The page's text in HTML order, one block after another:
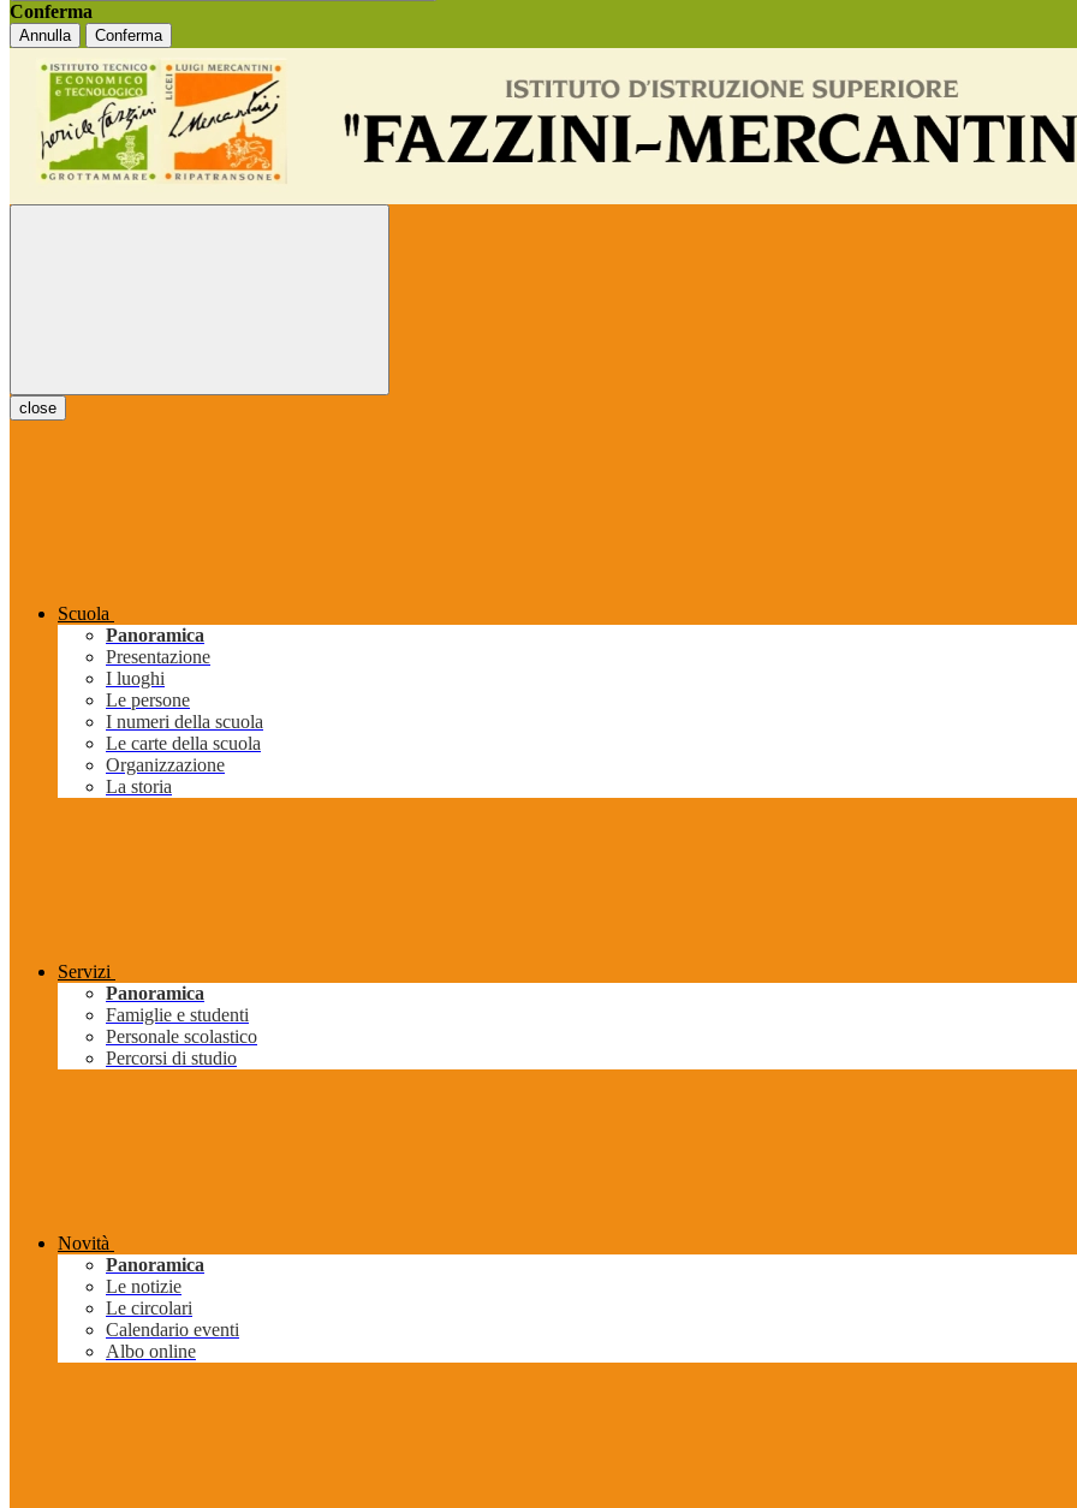
Conferma
Annulla Conferma
close
Scuola
Panoramica
Presentazione
I luoghi
Le persone
I numeri della scuola
Le carte della scuola
Organizzazione
La storia
Servizi
Panoramica
Famiglie e studenti
Personale scolastico
Percorsi di studio
Novità
Panoramica
Le notizie
Le circolari
Calendario eventi
Albo online